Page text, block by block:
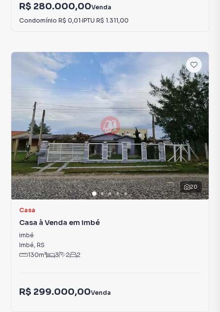
R$ 280.000,00Venda
Condomínio R$ 0,01·IPTU R$ 1.311,00
20
Casa
Casa à Venda em imbé
imbé
Imbé, RS
130m² 3 2 2
R$ 299.000,00Venda